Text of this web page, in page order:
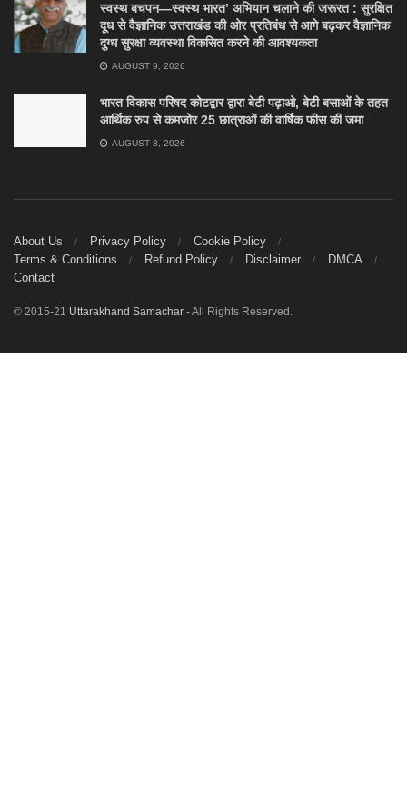
स्वस्थ बचपन—स्वस्थ भारत’ अभियान चलाने की जरूरत : सुरक्षित
दूध से वैज्ञानिक उत्तराखंड की ओर प्रतिबंध से आगे बढ़कर वैज्ञानिक
दुग्ध सुरक्षा व्यवस्था विकसित करने की आवश्यकता
AUGUST 9, 2026
भारत विकास परिषद कोटद्वार द्वारा बेटी पढ़ाओ, बेटी बसाओं के तहत
आर्थिक रुप से कमजोर 25 छात्राओं की वार्षिक फीस की जमा
AUGUST 8, 2026
About Us Privacy Policy
Cookie Policy
Terms & Conditions
Refund Policy Disclaimer
DMCA
Contact
© 2015-21 Uttarakhand Samachar - All Rights Reserved.